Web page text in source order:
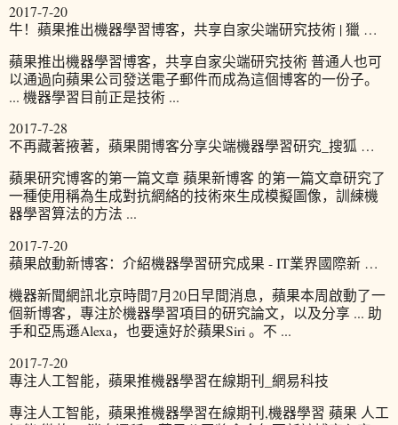
2017-7-20
牛！蘋果推出機器學習博客，共享自家尖端研究技術 | 獵 …
蘋果推出機器學習博客，共享自家尖端研究技術 普通人也可
以通過向蘋果公司發送電子郵件而成為這個博客的一份子。
... 機器學習目前正是技術 ...
2017-7-28
不再藏著掖著，蘋果開博客分享尖端機器學習研究_搜狐 …
蘋果研究博客的第一篇文章 蘋果新博客 的第一篇文章研究了
一種使用稱為生成對抗網絡的技術來生成模擬圖像，訓練機
器學習算法的方法 ...
2017-7-20
蘋果啟動新博客：介紹機器學習研究成果 - IT業界國際新 …
機器新聞網訊北京時間7月20日早間消息，蘋果本周啟動了一
個新博客，專注於機器學習項目的研究論文，以及分享 ... 助
手和亞馬遜Alexa，也要遠好於蘋果Siri 。不 ...
2017-7-20
專注人工智能，蘋果推機器學習在線期刊_網易科技
專注人工智能，蘋果推機器學習在線期刊,機器學習 蘋果 人工